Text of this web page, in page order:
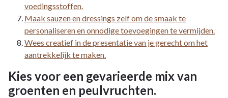
voedingsstoffen.
Maak sauzen en dressings zelf om de smaak te
personaliseren en onnodige toevoegingen te vermijden.
Wees creatief in de presentatie van je gerecht om het
aantrekkelijk te maken.
Kies voor een gevarieerde mix van
groenten en peulvruchten.